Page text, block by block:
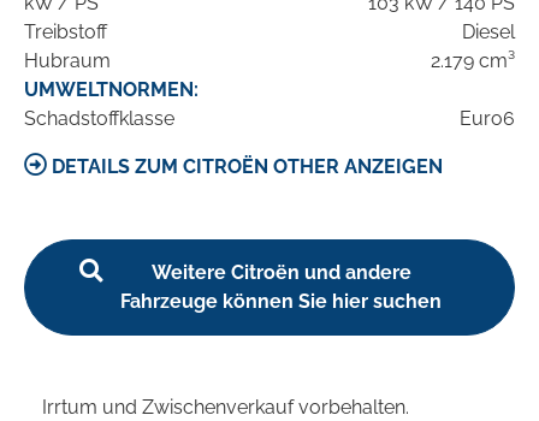
Treibstoff
Diesel
Hubraum
2.179 cm³
UMWELTNORMEN:
Schadstoffklasse
Euro6
DETAILS ZUM CITROËN OTHER ANZEIGEN
Weitere Citroën und andere
Fahrzeuge können Sie hier suchen
Irrtum und Zwischenverkauf vorbehalten.